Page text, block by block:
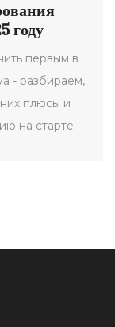
году
первым в
- разбираем,
плюсы и
на старте.